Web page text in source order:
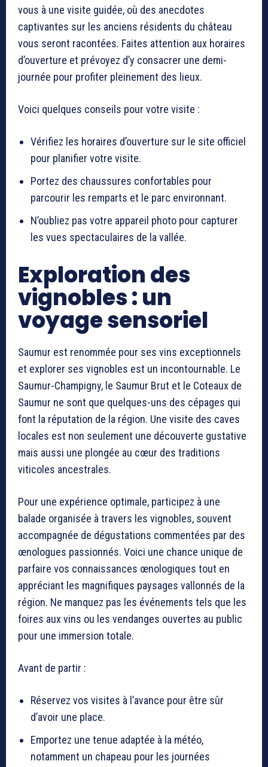
vous à une visite guidée, où des anecdotes
captivantes sur les anciens résidents du château
vous seront racontées. Faites attention aux horaires
d’ouverture et prévoyez d’y consacrer une demi-
journée pour profiter pleinement des lieux.
Voici quelques conseils pour votre visite :
Vérifiez les horaires d’ouverture sur le site officiel
pour planifier votre visite.
Portez des chaussures confortables pour
parcourir les remparts et le parc environnant.
N’oubliez pas votre appareil photo pour capturer
les vues spectaculaires de la vallée.
Exploration des
vignobles : un
voyage sensoriel
Saumur est renommée pour ses vins exceptionnels
et explorer ses vignobles est un incontournable. Le
Saumur-Champigny, le Saumur Brut et le Coteaux de
Saumur ne sont que quelques-uns des cépages qui
font la réputation de la région. Une visite des caves
locales est non seulement une découverte gustative
mais aussi une plongée au cœur des traditions
viticoles ancestrales.
Pour une expérience optimale, participez à une
balade organisée à travers les vignobles, souvent
accompagnée de dégustations commentées par des
œnologues passionnés. Voici une chance unique de
parfaire vos connaissances œnologiques tout en
appréciant les magnifiques paysages vallonnés de la
région. Ne manquez pas les événements tels que les
foires aux vins ou les vendanges ouvertes au public
pour une immersion totale.
Avant de partir :
Réservez vos visites à l’avance pour être sûr
d’avoir une place.
Emportez une tenue adaptée à la météo,
notamment un chapeau pour les journées